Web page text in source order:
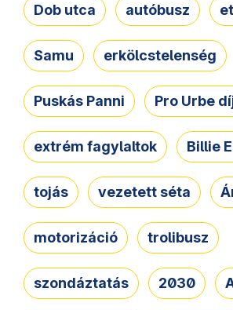
Dob utca autóbusz
Samu erkölcstelenség
Puskás Panni Pro Urbe
extrém fagylaltok Billie
tojás vezetett séta
motorizáció trolibusz
szondáztatás 2030